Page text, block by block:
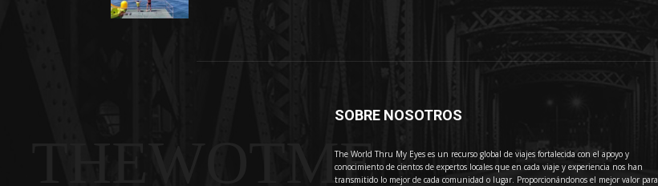
THEWOTME
SOBRE NOSOTROS
The World Thru My Eyes es un recurso global de viajes fortalecida con el apoyo y
conocimiento de cientos de expertos locales que en cada viaje y experiencia nos han
transmitido lo mejor de cada comunidad o lugar. Proporcionándonos el mejor valor para